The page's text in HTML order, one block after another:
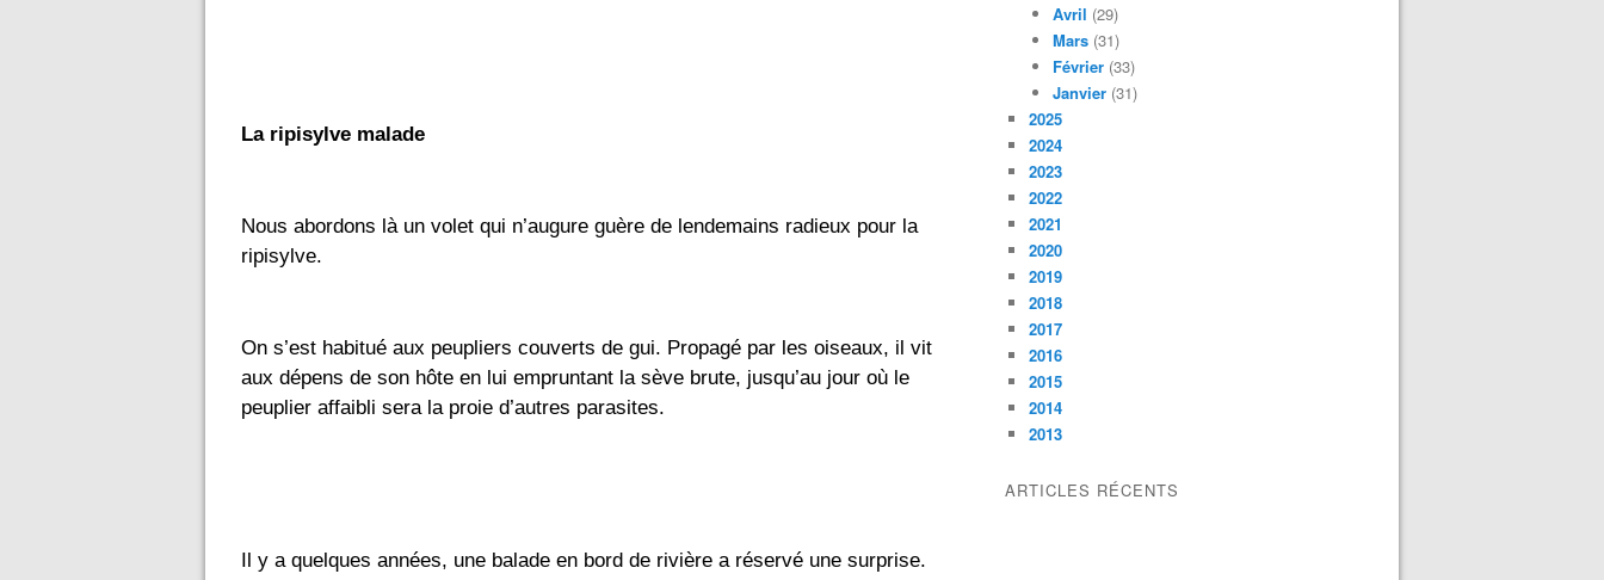
La ripisylve malade
Nous abordons là un volet qui n’augure guère de lendemains radieux pour la
ripisylve.
On s’est habitué aux peupliers couverts de gui. Propagé par les oiseaux, il vit
aux dépens de son hôte en lui empruntant la sève brute, jusqu’au jour où le
peuplier affaibli sera la proie d’autres parasites.
Il y a quelques années, une balade en bord de rivière a réservé une surprise.
Avril (29)
Mars (31)
Février (33)
Janvier (31)
2025
2024
2023
2022
2021
2020
2019
2018
2017
2016
2015
2014
2013
ARTICLES RÉCENTS